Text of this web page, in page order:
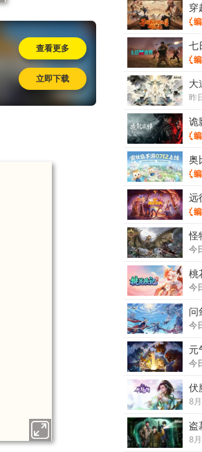
查看更多
立即下载
穿
七
大
昨
诡
奥
远
怪
今
桃
今
问
今
元
今
伏
8
盗
8